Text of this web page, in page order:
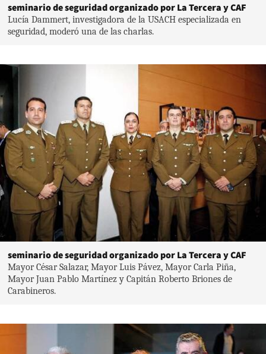
seminario de seguridad organizado por La Tercera y CAF
Lucía Dammert, investigadora de la USACH especializada en
seguridad, moderó una de las charlas.
seminario de seguridad organizado por La Tercera y CAF
Mayor César Salazar, Mayor Luis Pávez, Mayor Carla Piña,
Mayor Juan Pablo Martínez y Capitán Roberto Briones de
Carabineros.